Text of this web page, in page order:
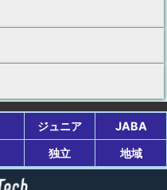
ジュニア
JABA
独立 地域